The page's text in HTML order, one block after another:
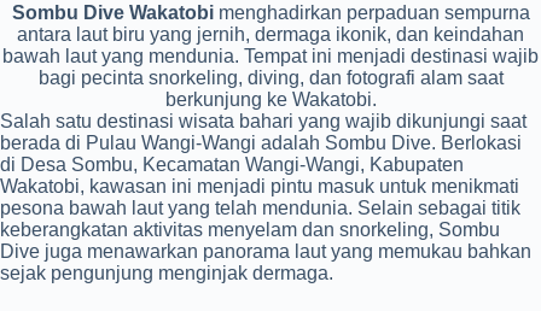
Sombu Dive Wakatobimenghadirkan perpaduan sempurna
antara laut biru yang jernih, dermaga ikonik, dan keindahan
bawah laut yang mendunia. Tempat ini menjadi destinasi wajib
bagi pecinta snorkeling, diving, dan fotografi alam saat
berkunjung ke Wakatobi.
Salah satu destinasi wisata bahari yang wajib dikunjungi saat
berada di Pulau Wangi-Wangi adalah Sombu Dive. Berlokasi
di Desa Sombu, Kecamatan Wangi-Wangi, Kabupaten
Wakatobi, kawasan ini menjadi pintu masuk untuk menikmati
pesona bawah laut yang telah mendunia. Selain sebagai titik
keberangkatan aktivitas menyelam dan snorkeling, Sombu
Dive juga menawarkan panorama laut yang memukau bahkan
sejak pengunjung menginjak dermaga.